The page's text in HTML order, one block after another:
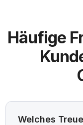
Häufige
Welches